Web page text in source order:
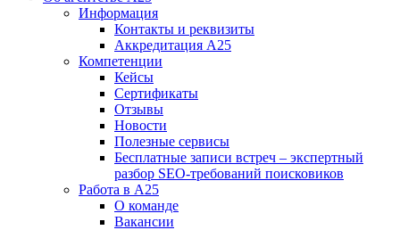
Информация
Контакты и реквизиты
Аккредитация А25
Компетенции
Кейсы
Сертификаты
Отзывы
Новости
Полезные сервисы
Бесплатные записи встреч – экспертный
разбор SEO-требований поисковиков
Работа в А25
О команде
Вакансии